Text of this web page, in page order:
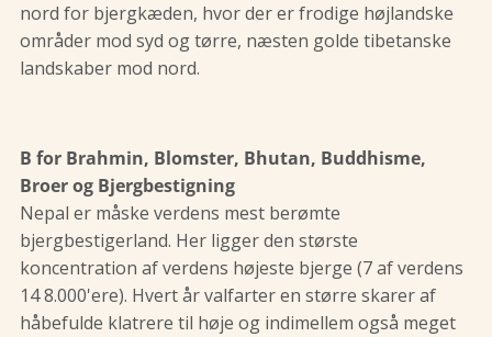
nord for bjergkæden, hvor der er frodige højlandske
områder mod syd og tørre, næsten golde tibetanske
landskaber mod nord.
B for Brahmin, Blomster, Bhutan, Buddhisme,
Broer og Bjergbestigning
Nepal er måske verdens mest berømte
bjergbestigerland. Her ligger den største
koncentration af verdens højeste bjerge (7 af verdens
14 8.000'ere). Hvert år valfarter en større skarer af
håbefulde klatrere til høje og indimellem også meget